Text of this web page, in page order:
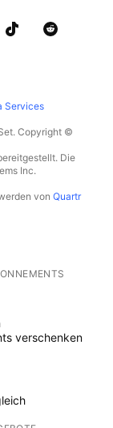
Services
Copyright ©
Die
Inc.
von Quartr
verschenken